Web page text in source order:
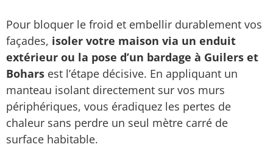
Pour bloquer le froid et embellir durablement vos
façades, isoler votre maison via un enduit
extérieur ou la pose d’un bardage à Guilers et
Bohars est l’étape décisive. En appliquant un
manteau isolant directement sur vos murs
périphériques, vous éradiquez les pertes de
chaleur sans perdre un seul mètre carré de
surface habitable.